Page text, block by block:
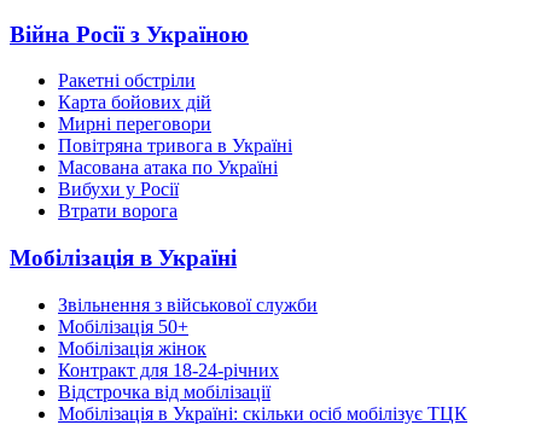
Війна Росії з Україною
Ракетні обстріли
Карта бойових дій
Мирні переговори
Повітряна тривога в Україні
Масована атака по Україні
Вибухи у Росії
Втрати ворога
Мобілізація в Україні
Звільнення з військової служби
Мобілізація 50+
Мобілізація жінок
Контракт для 18-24-річних
Відстрочка від мобілізації
Мобілізація в Україні: скільки осіб мобілізує ТЦК